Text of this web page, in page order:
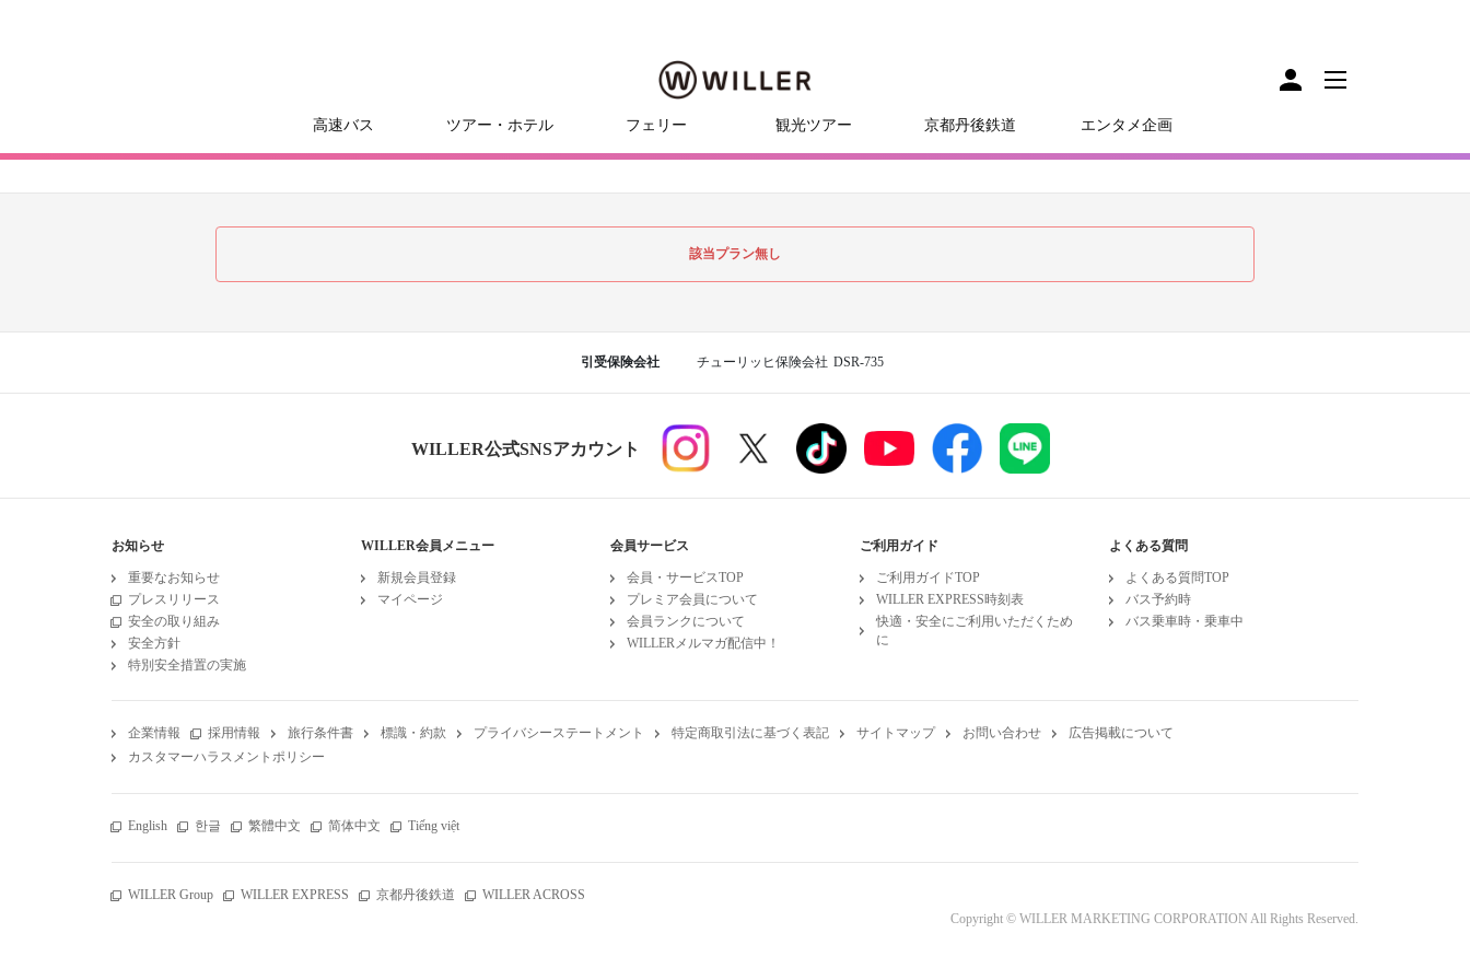
高速バス ツアー・ホテル フェリー 観光ツアー 京都丹後鉄道 エンタメ企画
該当プラン無し
引受保険会社 チューリッヒ保険会社 DSR-735
WILLER公式SNSアカウント
お知らせ
重要なお知らせ
プレスリリース
安全の取り組み
安全方針
特別安全措置の実施
WILLER会員メニュー
新規会員登録
マイページ
会員サービス
会員・サービスTOP
プレミア会員について
会員ランクについて
WILLERメルマガ配信中！
ご利用ガイド
ご利用ガイドTOP
WILLER EXPRESS時刻表
快適・安全にご利用いただくため
に
よくある質問
よくある質問TOP
バス予約時
バス乗車時・乗車中
企業情報 採用情報 旅行条件書 標識・約款 プライバシーステートメント 特定商取引法に基づく表記 サイトマップ お問い合わせ
広告掲載について
カスタマーハラスメントポリシー
English 한글 繁體中文 简体中文 Tiếng việt
WILLER Group WILLER EXPRESS 京都丹後鉄道
WILLER ACROSS
Copyright © WILLER MARKETING CORPORATION All Rights Reserved.